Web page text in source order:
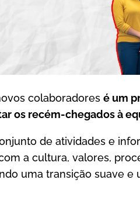
colaboradoresé um
os recém-chegados à
de atividades e
a cultura, valores,
uma transição suave